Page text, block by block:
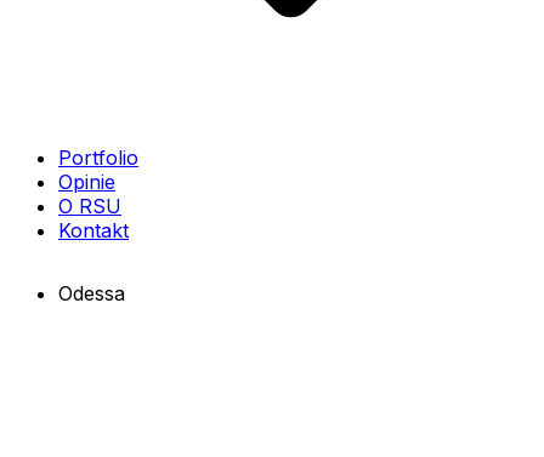
Portfolio
Opinie
O RSU
Kontakt
Odessa